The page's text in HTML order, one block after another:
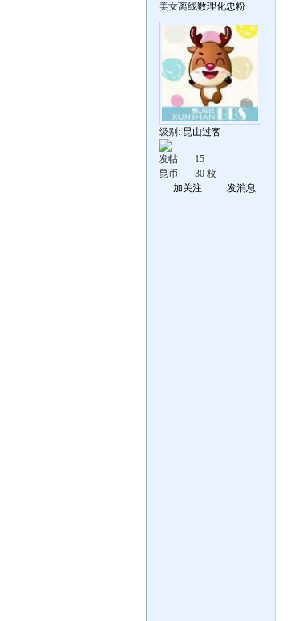
美女离线数理化忠粉
级别: 昆山过客
发帖
15
昆币
30 枚
加关注
发消息